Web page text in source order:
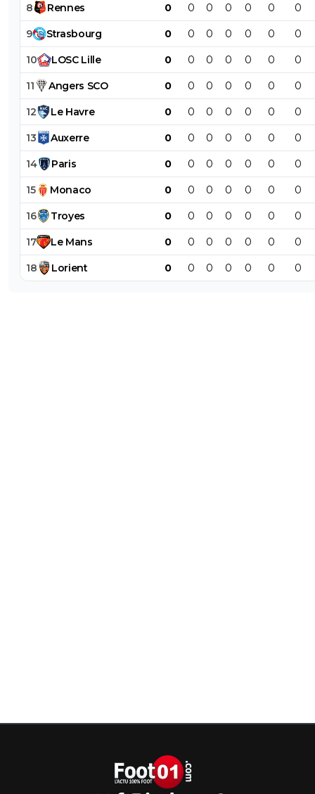
8 Rennes 0 0 0 0 0 0 0
9 Strasbourg 0 0 0 0 0 0 0
10 LOSC Lille 0 0 0 0 0 0 0
11 Angers SCO 0 0 0 0 0 0 0
12 Le Havre 0 0 0 0 0 0 0
13 Auxerre 0 0 0 0 0 0 0
14 Paris 0 0 0 0 0 0 0
15 Monaco 0 0 0 0 0 0 0
16 Troyes 0 0 0 0 0 0 0
17 Le Mans 0 0 0 0 0 0 0
18 Lorient 0 0 0 0 0 0 0